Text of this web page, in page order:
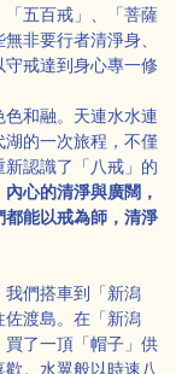
五百戒」、「菩薩
非要行者清淨身、
戒達到身心專一修
和融。天連水水連
的一次旅程，不僅
認識了「八戒」的
心的清淨與廣闊，
能以戒為師，清淨
們搭車到「新潟
渡島。在「新潟
了一頂「帽子」供
。水翼般以時速八